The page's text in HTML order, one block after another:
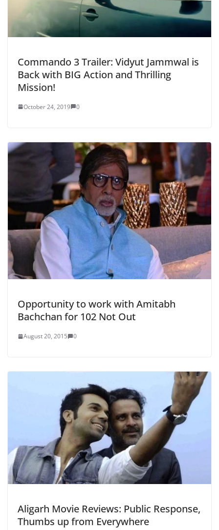
Commando 3 Trailer: Vidyut Jammwal is
Back with BIG Action and Thrilling
Mission!
October 24, 2019 0
Opportunity to work with Amitabh
Bachchan for 102 Not Out
August 20, 2015 0
Aligarh Movie Reviews: Public Response,
Thumbs up from Everywhere